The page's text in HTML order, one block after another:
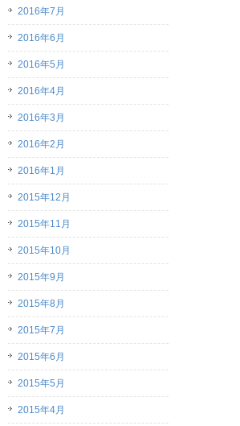
2016年7月
2016年6月
2016年5月
2016年4月
2016年3月
2016年2月
2016年1月
2015年12月
2015年11月
2015年10月
2015年9月
2015年8月
2015年7月
2015年6月
2015年5月
2015年4月